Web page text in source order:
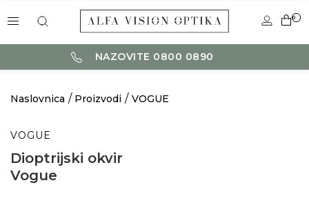
0
NAZOVITE 0800 0890
Naslovnica Proizvodi VOGUE
VOGUE
Dioptrijski okvir
Vogue